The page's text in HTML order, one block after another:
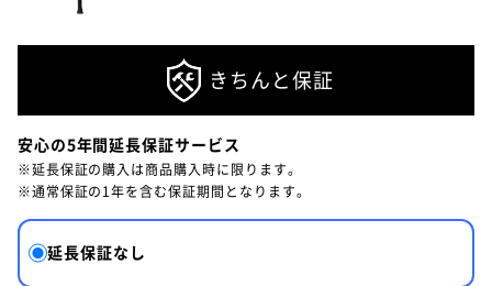
きちんと保証
安心の5年間延長保証サービス
※延長保証の購入は商品購入時に限ります。
※通常保証の1年を含む保証期間となります。
延長保証なし